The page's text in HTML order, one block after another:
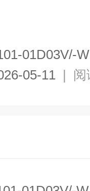
01D03V/-
05-11 | 阅